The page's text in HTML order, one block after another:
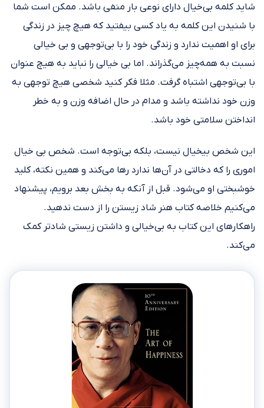
شاید کلمه بی‌خیال دارای نوعی بار منفی باشد. ممکن است شما
با شنیدن این کلمه به یاد کسی بیفتید که هیچ چیز در زندگی
برای او اهمیت ندارد و زندگی خود را با بی‌توجهی و بی خیالی
نسبت به همه‌چیز می‌گذراند. اما بی خیالی را نباید به هیچ عنوان
با بی‌توجهی اشتباه گرفت. مثلا فکر کنید شخصی هیچ توجهی به
وزن خود نداشته باشد و مدام در حال اضافه وزن و به خطر
انداختن سلامتی خود باشد.
این شخص بیخیال نیست، بلکه بی‌توجه است. شخص بی خیال
اموری را که دخالتی در آن‌ها ندارد رها می‌کند و همین نکته، کلید
خوشبختی او می‌شود. قبل از آنکه به بخش بعد برویم، پیشنهاد
می‌کنیم خلاصه کتاب هنر شاد زیستن را از دست ندهید.
راهکارهای این کتاب به بی‌خیالی و داشتن زیستی شادتر کمک
می‌کند.